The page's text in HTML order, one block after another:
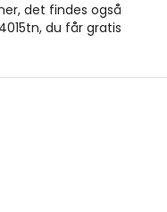
det findes også
du får gratis